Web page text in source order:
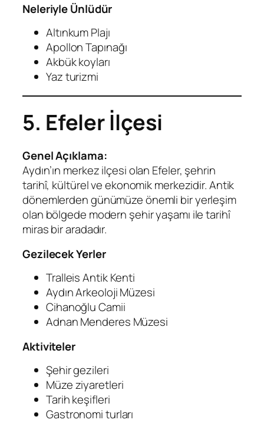
Neleriyle Ünlüdür
Altınkum Plajı
Apollon Tapınağı
Akbük koyları
Yaz turizmi
5. Efeler İlçesi
Genel Açıklama:
Aydın’ın merkez ilçesi olan Efeler, şehrin
tarihî, kültürel ve ekonomik merkezidir. Antik
dönemlerden günümüze önemli bir yerleşim
olan bölgede modern şehir yaşamı ile tarihî
miras bir aradadır.
Gezilecek Yerler
Tralleis Antik Kenti
Aydın Arkeoloji Müzesi
Cihanoğlu Camii
Adnan Menderes Müzesi
Aktiviteler
Şehir gezileri
Müze ziyaretleri
Tarih keşifleri
Gastronomi turları